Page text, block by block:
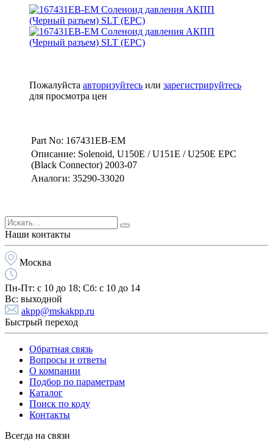
Пожалуйста авторизуйтесь или зарегистрируйтесь
для просмотра цен
Part No: 167431EB-EM
Описание: Solenoid, U150E / U151E / U250E EPC
(Black Connector) 2003-07
Аналоги: 35290-33020
Наши контакты
Москва
Пн-Пт: с 10 до 18; Cб: с 10 до 14
Вс: выходной
akpp@mskakpp.ru
Быстрый переход
Обратная связь
Вопросы и ответы
О компании
Подбор по параметрам
Каталог
Поиск по коду
Контакты
Всегда на связи